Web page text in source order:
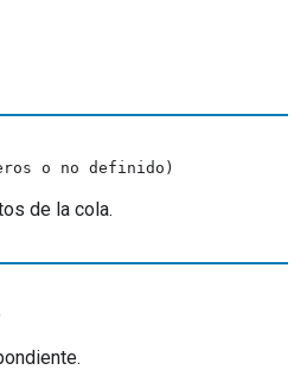
o no definido)
de la cola.